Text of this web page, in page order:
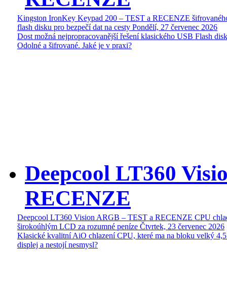
Kingston IronKey Keypad 200 – TEST a RECENZE
flash disku pro bezpečí dat na cesty Pondělí, 27 červenec 2026
Dost možná nejpropracovanější řešení klasického USB Flash
Odolné a šifrované. Jaké je v praxi?
Deepcool LT360
RECENZE
Deepcool LT360 Vision ARGB – TEST a RECENZE CPU
širokoúhlým LCD za rozumné peníze Čtvrtek, 23 červenec 2026
Klasické kvalitní AiO chlazení CPU, které ma na bloku velký
displej a nestojí nesmysl?